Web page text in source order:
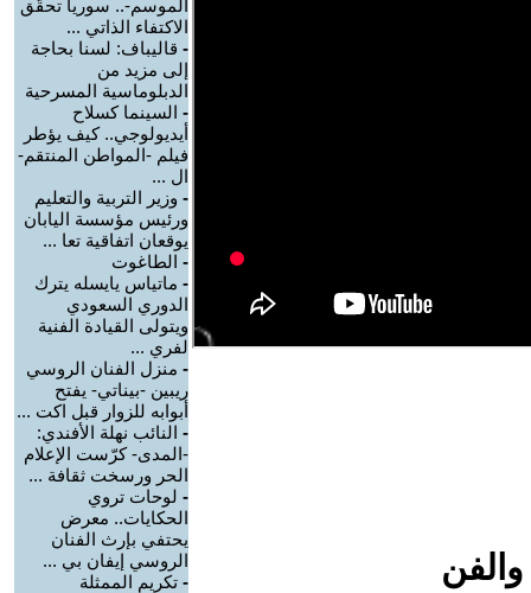
الموسم-.. سوريا تحقّق
الاكتفاء الذاتي ...
- قاليباف: لسنا بحاجة
إلى مزيد من
الدبلوماسية المسرحية
- السينما كسلاح
أيديولوجي.. كيف يؤطر
فيلم -المواطن المنتقم-
ال ...
- وزير التربية والتعليم
ورئيس مؤسسة اليابان
يوقعان اتفاقية تعا ...
- الطاغوت
- ماتياس يايسله يترك
الدوري السعودي
ويتولى القيادة الفنية
لفري ...
- منزل الفنان الروسي
ريبين -بيناتي- يفتح
أبوابه للزوار قبل اكت ...
- النائب نهلة الأفندي:
-المدى- كرّست الإعلام
الحر ورسخت ثقافة ...
- لوحات تروي
الحكايات.. معرض
يحتفي بإرث الفنان
الروسي إيفان بي ...
- تكريم الممثلة